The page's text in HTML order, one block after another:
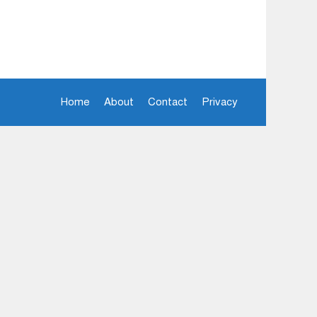
Home About Contact Privacy